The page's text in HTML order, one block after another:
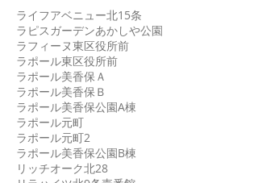
ライフアベニュー北15条
ラピスガーデンあかしや公園
ラフィーヌ東区役所前
ラポール東区役所前
ラポール美香保Ａ
ラポール美香保Ｂ
ラポール美香保公園A棟
ラポール元町
ラポール元町2
ラポール美香保公園B棟
リッチオーク北28